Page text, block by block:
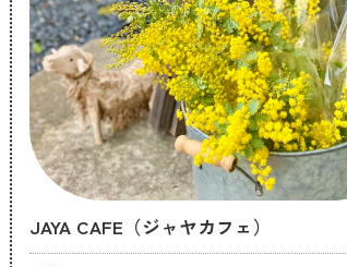
JAYA CAFE（ジャヤカフェ）